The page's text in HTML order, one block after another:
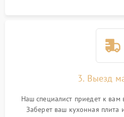
3. Выезд
Наш специалист приедет к вам
Заберет ваш кухонная плита